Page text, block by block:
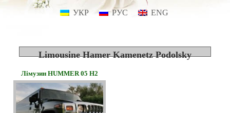
УКР РУС ENG
Limousine Hamer Kamenetz Podolsky
Лімузин HUMMER 05 H2